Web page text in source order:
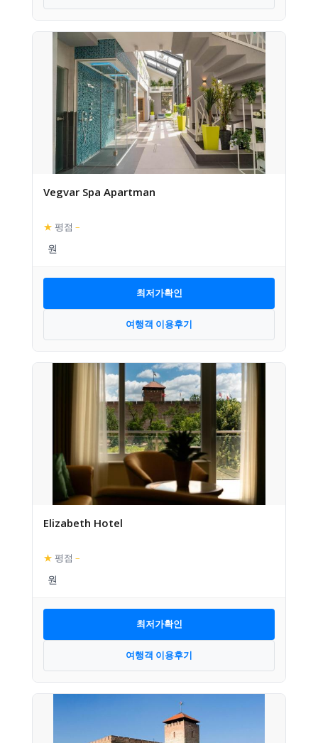
Vegvar Spa Apartman
★ 평점 –
최저가확인
여행객 이용후기
Elizabeth Hotel
★ 평점 –
최저가확인
여행객 이용후기